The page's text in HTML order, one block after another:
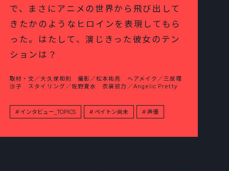
で、まさにアニメの世界から飛び出して
きたかのようなヒロインを表現してもら
った。はたして、演じきった彼女のテン
ションは？
取材・文／大久保和則 撮影／松本祐亮 ヘアメイク／三反理
沙子 スタイリング／佐野夏水 衣装協力／Angelic Pretty
インタビュー_TOPICS ペイトン尚未 声優